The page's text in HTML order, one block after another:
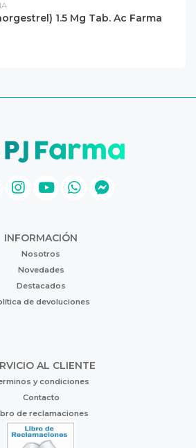
1.5 Mg Tab. Ac Farma
INFORMACIÓN
Nosotros
Novedades
Destacados
de devoluciones
AL CLIENTE
y condiciones
Contacto
de reclamaciones